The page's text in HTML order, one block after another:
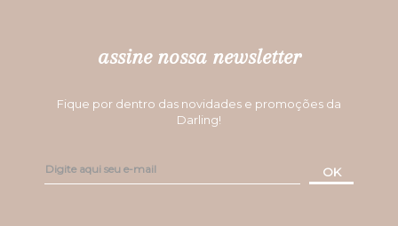
assine nossa newsletter
Fique por dentro das novidades e promoções da
Darling!
OK